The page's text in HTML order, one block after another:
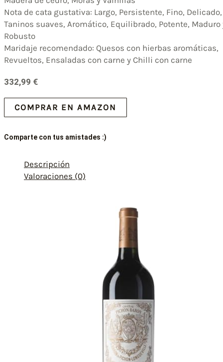
Nota de cata gustativa: Largo, Persistente, Fino, Delicado,
Taninos suaves, Aromático, Equilibrado, Potente, Maduro
Robusto
Maridaje recomendado: Quesos con hierbas aromáticas,
Revueltos, Ensaladas con carne y Chilli con carne
332,99 €
COMPRAR EN AMAZON
Comparte con tus amistades :)
Descripción
Valoraciones (0)